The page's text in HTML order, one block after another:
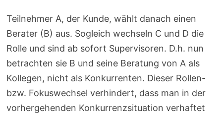
Teilnehmer A, der Kunde, wählt danach einen
Berater (B) aus. Sogleich wechseln C und D die
Rolle und sind ab sofort Supervisoren. D.h. nun
betrachten sie B und seine Beratung von A als
Kollegen, nicht als Konkurrenten. Dieser Rollen-
bzw. Fokuswechsel verhindert, dass man in der
vorhergehenden Konkurrenzsituation verhaftet